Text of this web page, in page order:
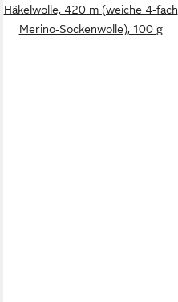
Häkelwolle, 420 m (weiche 4-fach
Merino-Sockenwolle), 100 g